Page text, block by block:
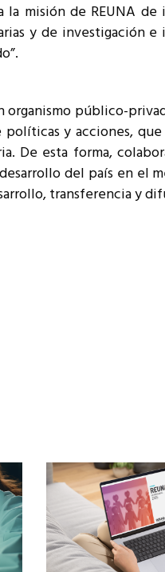
la misión de REUNA
y de investigación
organismo público-
y acciones,
De esta forma,
del país en el
transferencia y